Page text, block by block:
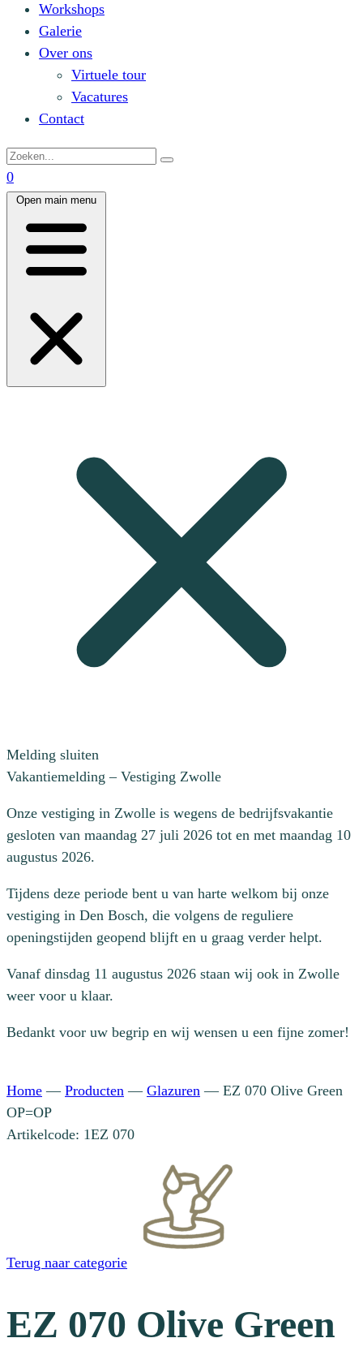
Workshops
Galerie
Over ons
Virtuele tour
Vacatures
Contact
0
Open main menu
Melding sluiten
Vakantiemelding – Vestiging Zwolle
Onze vestiging in Zwolle is wegens de bedrijfsvakantie
gesloten van maandag 27 juli 2026 tot en met maandag 10
augustus 2026.
Tijdens deze periode bent u van harte welkom bij onze
vestiging in Den Bosch, die volgens de reguliere
openingstijden geopend blijft en u graag verder helpt.
Vanaf dinsdag 11 augustus 2026 staan wij ook in Zwolle
weer voor u klaar.
Bedankt voor uw begrip en wij wensen u een fijne zomer!
Home — Producten — Glazuren — EZ 070 Olive Green
OP=OP
Artikelcode: 1EZ 070
Terug naar categorie
EZ 070 Olive Green